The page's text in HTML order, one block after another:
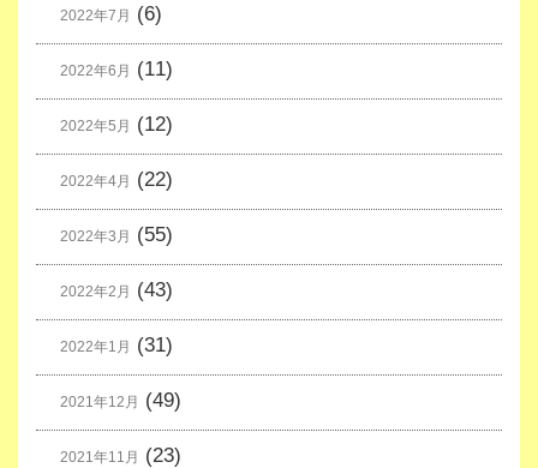
2022年7月 (6)
2022年6月 (11)
2022年5月 (12)
2022年4月 (22)
2022年3月 (55)
2022年2月 (43)
2022年1月 (31)
2021年12月 (49)
2021年11月 (23)